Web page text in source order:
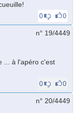
0 0
n° 19/4449
... à l'apéro c'est
0 0
n° 20/4449